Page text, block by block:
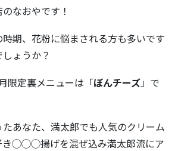
なおやです！
期、花粉に悩まされる方も多いです
ょうか？
限定裏メニューは「ぼんチーズ」で
あなた、満太郎でも人気のクリーム
き◯◯◯揚げを混ぜ込み満太郎流にア